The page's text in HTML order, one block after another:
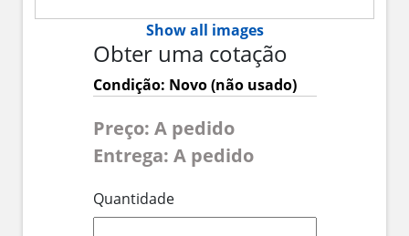
Show all images
Obter uma cotação
Condição: Novo (não usado)
Preço: A pedido
Entrega: A pedido
Quantidade